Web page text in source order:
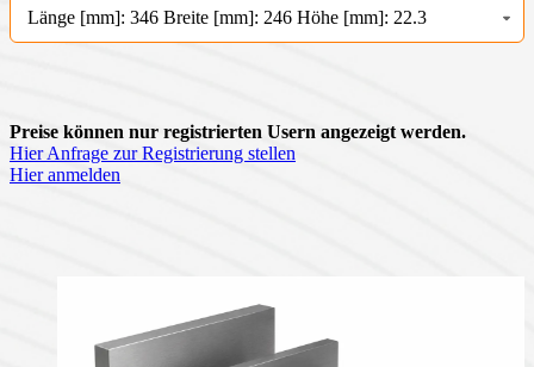
Länge [mm]: 346 Breite [mm]: 246 Höhe [mm]: 22.3
Preise können nur registrierten Usern angezeigt werden.
Hier Anfrage zur Registrierung stellen
Hier anmelden